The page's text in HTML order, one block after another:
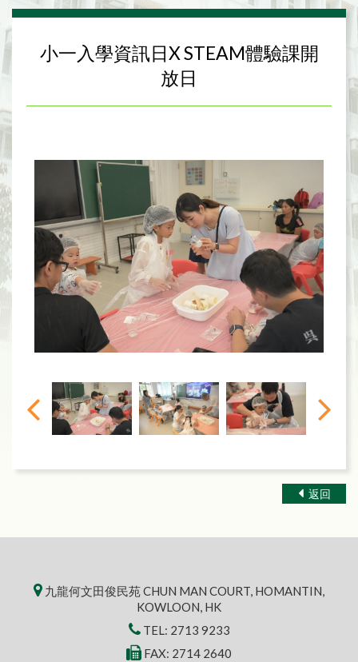
小一入學資訊日X STEAM體驗課開
放日
返回
九龍何文田俊民苑 CHUN MAN COURT, HOMANTIN,
KOWLOON, HK
TEL: 2713 9233
FAX: 2714 2640